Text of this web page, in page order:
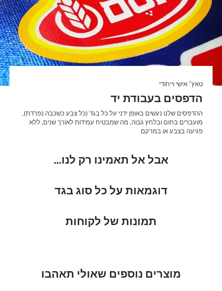
טאץ׳ אישי וייחודי
הדפסים בעבודת יד
ההדפסים שלנו נעשים באופן ידני על כל בגד (כל צבע כשכבה נפרדת),
מועברים בחום ובלחץ גבוה, מה שמבטיח עמידות לאורך שנים, ללא
פגיעה בצבע או במרקם
אבל אל תאמינו רק לנו...
דוגמאות על כל סוג בגד
תמונות של לקוחות
מוצרים נוספים שאולי תאהבו